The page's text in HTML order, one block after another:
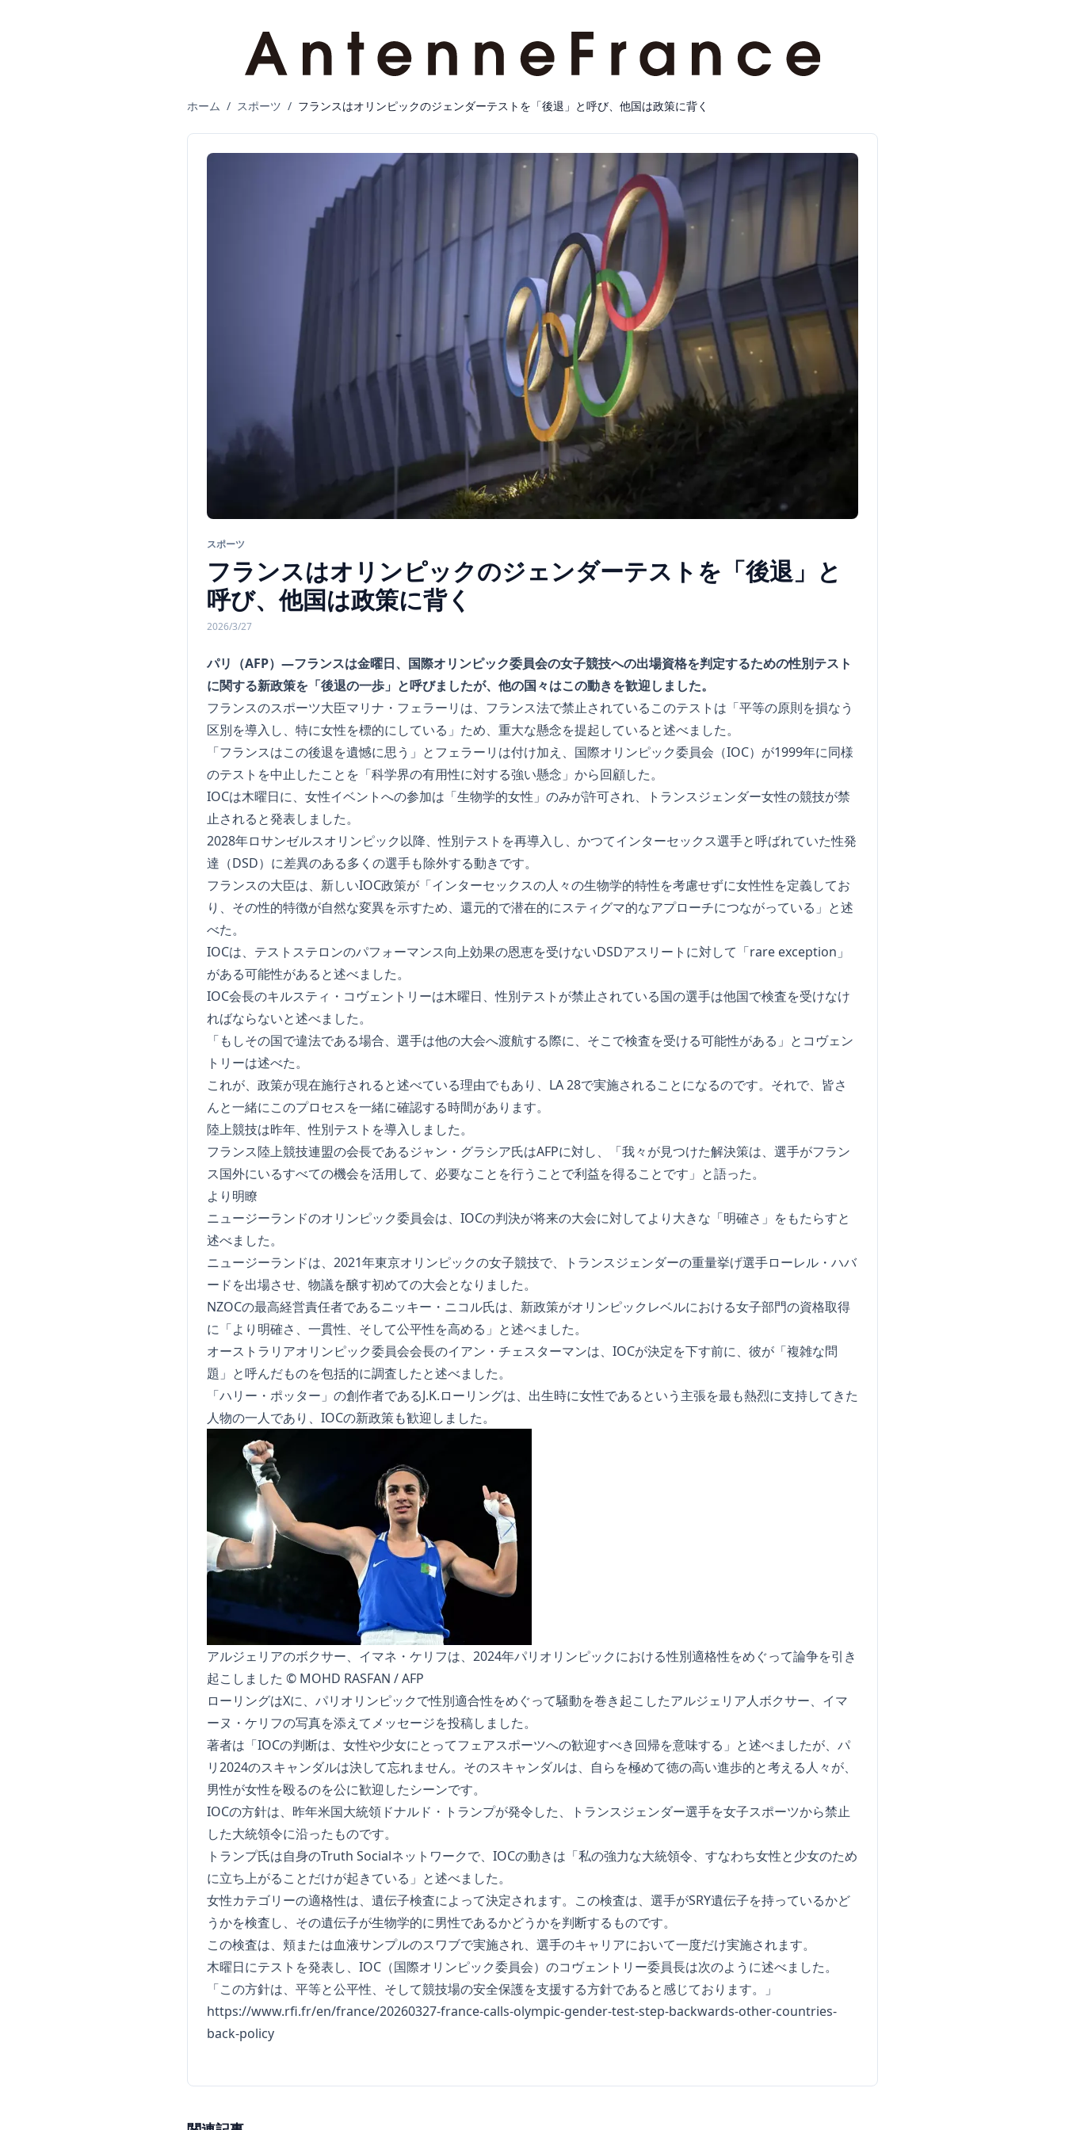
ホーム / スポーツ / フランスはオリンピックのジェンダーテストを「後退」と呼び、他国は政策に背く
スポーツ
フランスはオリンピックのジェンダーテストを「後退」と
呼び、他国は政策に背く
2026/3/27
パリ（AFP）―フランスは金曜日、国際オリンピック委員会の女子競技への出場資格を判定するための性別テスト
に関する新政策を「後退の一歩」と呼びましたが、他の国々はこの動きを歓迎しました。
フランスのスポーツ大臣マリナ・フェラーリは、フランス法で禁止されているこのテストは「平等の原則を損なう
区別を導入し、特に女性を標的にしている」ため、重大な懸念を提起していると述べました。
「フランスはこの後退を遺憾に思う」とフェラーリは付け加え、国際オリンピック委員会（IOC）が1999年に同様
のテストを中止したことを「科学界の有用性に対する強い懸念」から回顧した。
IOCは木曜日に、女性イベントへの参加は「生物学的女性」のみが許可され、トランスジェンダー女性の競技が禁
止されると発表しました。
2028年ロサンゼルスオリンピック以降、性別テストを再導入し、かつてインターセックス選手と呼ばれていた性発
達（DSD）に差異のある多くの選手も除外する動きです。
フランスの大臣は、新しいIOC政策が「インターセックスの人々の生物学的特性を考慮せずに女性性を定義してお
り、その性的特徴が自然な変異を示すため、還元的で潜在的にスティグマ的なアプローチにつながっている」と述
べた。
IOCは、テストステロンのパフォーマンス向上効果の恩恵を受けないDSDアスリートに対して「rare exception」
がある可能性があると述べました。
IOC会長のキルスティ・コヴェントリーは木曜日、性別テストが禁止されている国の選手は他国で検査を受けなけ
ればならないと述べました。
「もしその国で違法である場合、選手は他の大会へ渡航する際に、そこで検査を受ける可能性がある」とコヴェン
トリーは述べた。
これが、政策が現在施行されると述べている理由でもあり、LA 28で実施されることになるのです。それで、皆さ
んと一緒にこのプロセスを一緒に確認する時間があります。
陸上競技は昨年、性別テストを導入しました。
フランス陸上競技連盟の会長であるジャン・グラシア氏はAFPに対し、「我々が見つけた解決策は、選手がフラン
ス国外にいるすべての機会を活用して、必要なことを行うことで利益を得ることです」と語った。
より明瞭
ニュージーランドのオリンピック委員会は、IOCの判決が将来の大会に対してより大きな「明確さ」をもたらすと
述べました。
ニュージーランドは、2021年東京オリンピックの女子競技で、トランスジェンダーの重量挙げ選手ローレル・ハバ
ードを出場させ、物議を醸す初めての大会となりました。
NZOCの最高経営責任者であるニッキー・ニコル氏は、新政策がオリンピックレベルにおける女子部門の資格取得
に「より明確さ、一貫性、そして公平性を高める」と述べました。
オーストラリアオリンピック委員会会長のイアン・チェスターマンは、IOCが決定を下す前に、彼が「複雑な問
題」と呼んだものを包括的に調査したと述べました。
「ハリー・ポッター」の創作者であるJ.K.ローリングは、出生時に女性であるという主張を最も熱烈に支持してきた
人物の一人であり、IOCの新政策も歓迎しました。
アルジェリアのボクサー、イマネ・ケリフは、2024年パリオリンピックにおける性別適格性をめぐって論争を引き
起こしました © MOHD RASFAN / AFP
ローリングはXに、パリオリンピックで性別適合性をめぐって騒動を巻き起こしたアルジェリア人ボクサー、イマ
ーヌ・ケリフの写真を添えてメッセージを投稿しました。
著者は「IOCの判断は、女性や少女にとってフェアスポーツへの歓迎すべき回帰を意味する」と述べましたが、パ
リ2024のスキャンダルは決して忘れません。そのスキャンダルは、自らを極めて徳の高い進歩的と考える人々が、
男性が女性を殴るのを公に歓迎したシーンです。
IOCの方針は、昨年米国大統領ドナルド・トランプが発令した、トランスジェンダー選手を女子スポーツから禁止
した大統領令に沿ったものです。
トランプ氏は自身のTruth Socialネットワークで、IOCの動きは「私の強力な大統領令、すなわち女性と少女のため
に立ち上がることだけが起きている」と述べました。
女性カテゴリーの適格性は、遺伝子検査によって決定されます。この検査は、選手がSRY遺伝子を持っているかど
うかを検査し、その遺伝子が生物学的に男性であるかどうかを判断するものです。
この検査は、頬または血液サンプルのスワブで実施され、選手のキャリアにおいて一度だけ実施されます。
木曜日にテストを発表し、IOC（国際オリンピック委員会）のコヴェントリー委員長は次のように述べました。
「この方針は、平等と公平性、そして競技場の安全保護を支援する方針であると感じております。」
https://www.rfi.fr/en/france/20260327-france-calls-olympic-gender-test-step-backwards-other-countries-
back-policy